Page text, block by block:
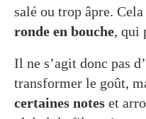
salé ou trop âpre.
ronde en bouche, qui
Il ne s’agit donc pas
transformer le goût,
certaines notes et